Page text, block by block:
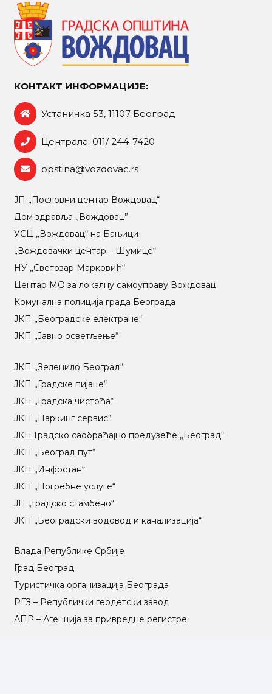
КОНТАКТ ИНФОРМАЦИЈЕ:
Устаничка 53, 11107 Београд
Централа: 011/ 244-7420
opstina@vozdovac.rs
ЈП „Пословни центар Вождовац“
Дом здравља „Вождовац”
УСЦ „Вождовац“ на Бањици
„Вождовачки центар – Шумице“
НУ „Светозар Марковић“
Центар МO за локалну самоуправу Вождовац
Комунална полиција града Београда
ЈКП „Београдске електране“
ЈКП „Јавно осветљење“
ЈКП „Зеленило Београд“
ЈКП „Градске пијаце“
ЈКП „Градска чистоћа“
ЈКП „Паркинг сервис“
ЈКП Градско саобраћајно предузеће „Београд“
ЈКП „Београд пут“
ЈКП „Инфостан“
ЈКП „Погребне услуге“
ЈП „Градско стамбено“
ЈКП „Београдски водовод и канализација“
Влада Републике Србије
Град Београд
Туристичка организација Београда
РГЗ – Републички геодетски завод
АПР – Агенција за привредне регистре